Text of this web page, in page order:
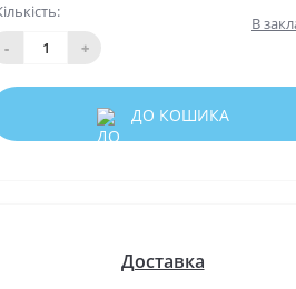
-
+
В
ДО КОШИКА
Доставка